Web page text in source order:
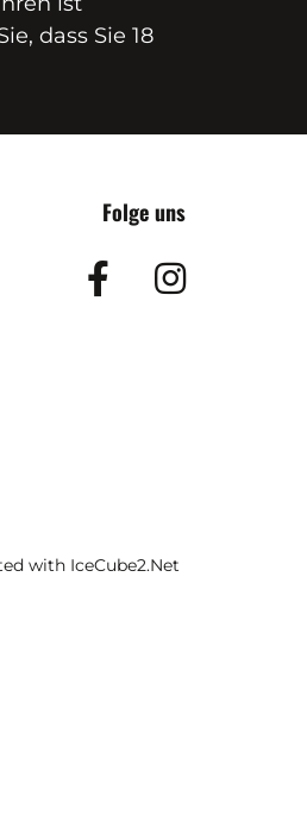
dass Sie 18
Folge uns
Facebook
with IceCube2.Net